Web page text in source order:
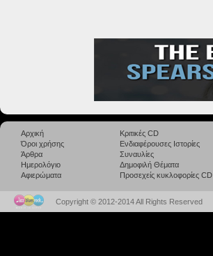
Αρχική
Όροι χρήσης
Άρθρα
Ημερολόγιο
Αφιερώματα
Κριτικές CD
Ενδιαφέρουσες Ιστορίες
Συναυλίες
Δημοφιλή Θέματα
Προσεχείς κυκλοφορίες CD
Copyright © 2012-2014 All Rights Reserved